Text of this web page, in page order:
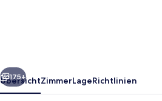
Suites
Weiter
175+
ÜbersichtZimmerLageRichtlinien